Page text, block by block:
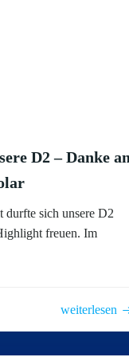
D2 – Danke
durfte sich unsere D2
freuen. Im
weiterlesen